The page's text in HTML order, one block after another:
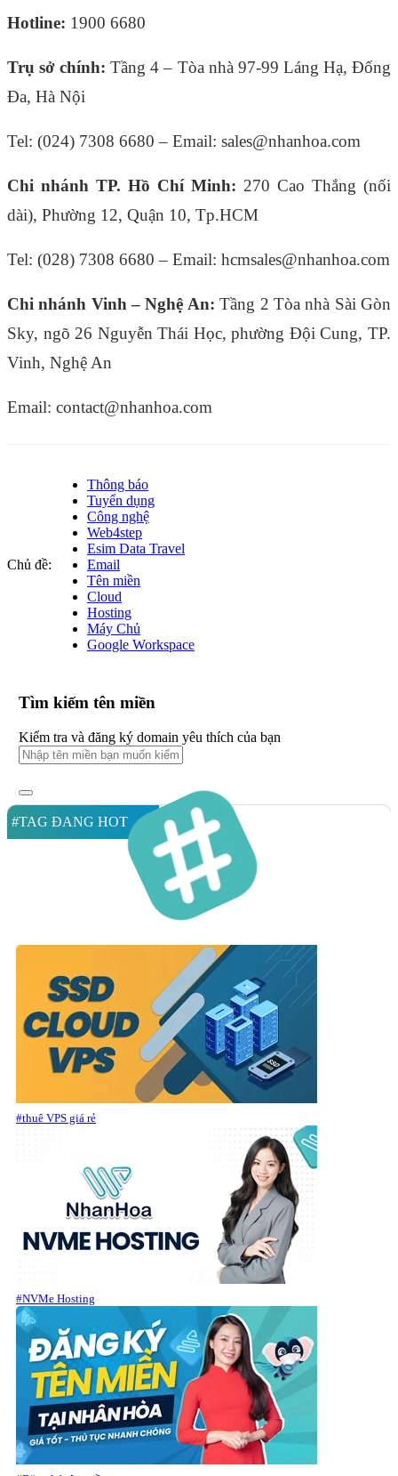
Hotline: 1900 6680
Trụ sở chính:Tầng 4 – Tòa nhà 97-99 Láng Hạ, Đống
Đa, Hà Nội
Tel: (024) 7308 6680 – Email: sales@nhanhoa.com
Chi nhánh TP. Hồ Chí Minh: 270 Cao Thắng (nối
dài), Phường 12, Quận 10, Tp.HCM
Tel: (028) 7308 6680 – Email: hcmsales@nhanhoa.com
Chi nhánh Vinh – Nghệ An:Tầng 2 Tòa nhà Sài Gòn
Sky, ngõ 26 Nguyễn Thái Học, phường Đội Cung, TP.
Vinh, Nghệ An
Email: contact@nhanhoa.com
Chủ đề:
Thông báo
Tuyển dụng
Công nghệ
Web4step
Esim Data Travel
Email
Tên miền
Cloud
Hosting
Máy Chủ
Google Workspace
Tìm kiếm tên miền
Kiểm tra và đăng ký domain yêu thích của bạn
#TAG ĐANG HOT
#thuê VPS giá rẻ
#NVMe Hosting